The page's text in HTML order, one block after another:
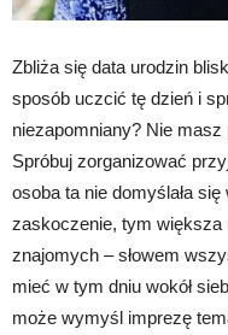
Zbliża się data urodzin
sposób uczcić tę dzień i
niezapomniany? Nie
Spróbuj zorganizować
osoba ta nie domyślała
zaskoczenie, tym większa
znajomych – słowem
mieć w tym dniu wokół
może wymyśl imprezę